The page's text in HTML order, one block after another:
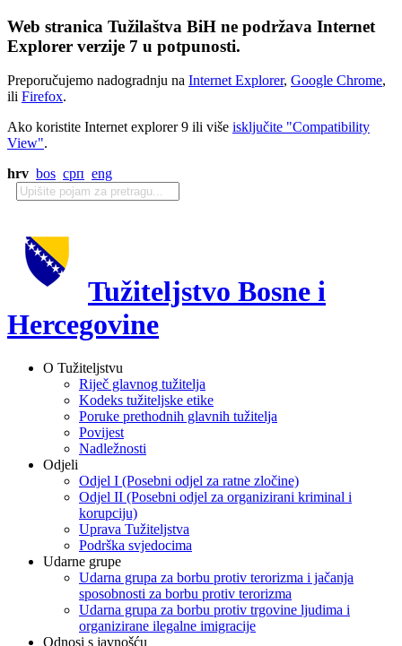
Web stranica Tužilaštva BiH ne podržava Internet
Explorer verzije 7 u potpunosti.
Preporučujemo nadogradnju na Internet Explorer, Google Chrome,
ili Firefox.
Ako koristite Internet explorer 9 ili više isključite "Compatibility
View".
hrv bos срп eng
Tužiteljstvo Bosne i
Hercegovine
O Tužiteljstvu
Riječ glavnog tužitelja
Kodeks tužiteljske etike
Poruke prethodnih glavnih tužitelja
Povijest
Nadležnosti
Odjeli
Odjel I (Posebni odjel za ratne zločine)
Odjel II (Posebni odjel za organizirani kriminal i
korupciju)
Uprava Tužiteljstva
Podrška svjedocima
Udarne grupe
Udarna grupa za borbu protiv terorizma i jačanja
sposobnosti za borbu protiv terorizma
Udarna grupa za borbu protiv trgovine ljudima i
organizirane ilegalne imigracije
Odnosi s javnošću